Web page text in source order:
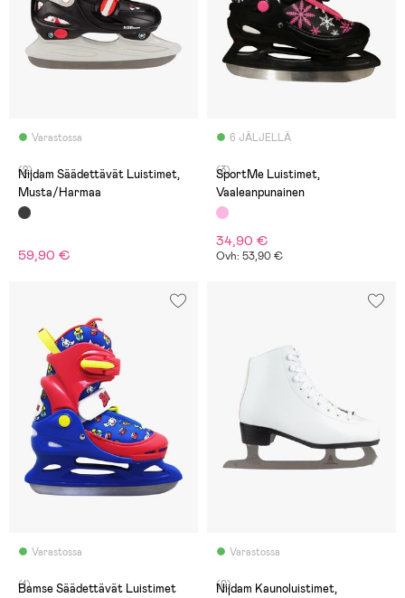
Varastossa
(2)
Nijdam Säädettävät Luistimet,
Musta/Harmaa
59,90 €
6 JÄLJELLÄ
(3)
SportMe Luistimet,
Vaaleanpunainen
34,90 €
Ovh: 53,90 €
Varastossa
(1)
Bamse Säädettävät Luistimet
Varastossa
(0)
Nijdam Kaunoluistimet,